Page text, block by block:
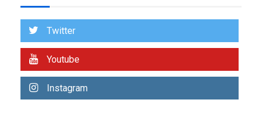
7 Twitter
Youtube
Instagram